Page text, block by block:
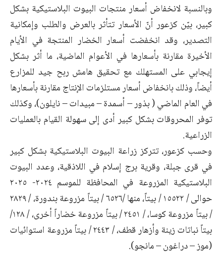
وبالنسبة لانخفاض أسعار منتجات البيوت البلاستيكية بشكل
كبير، بيّن كزعور أنّ الأسعار تتأثر بالعرض والطلب وإمكانية
التصدير، وقد انخفضت أسعار الخضار المنتجة في الأيام
الأخيرة مقارنة بأسعارها في الأعوام الماضية، ما أثر بشكل
إيجابي على المستهلك مع تحقيق هامش ربح جيد للمزارع
أيضاً، وذلك بانخفاض أسعار مستلزمات الإنتاج مقارنة بأسعارها
في العام الماضي ( بذور – أسمدة – مبيدات – نايلون)، وكذلك
توفر المحروقات بشكل كبير أدى إلى سهولة القيام بالعمليات
الزراعية.
وحسب كزعور، تتركز زراعة البيوت البلاستيكية بشكل كبير
في قرى جبلة، وقرية برج إسلام في اللاذقية، وعدد البيوت
البلاستيكية المزروعة في المحافظة للموسم ٢٠٢٤- ٢٠٢٥
حوالى / ١٥٥٢٢ / بيتاً، منها /٦٥٢٦ / بيتاً مزروعة بندورة، / ٢٨٢٩
/ بيتاً مزروعة کوسا، / ٢٤٥١ / بيتاً مزروعة خضاراً أخرى، / ١٢٨/
بيتاً نباتات زينة وأزهار قطف، / ٢٤٤٣ / بيتاً مزروعة استوائیات
(موز – دراغون – مانجو).